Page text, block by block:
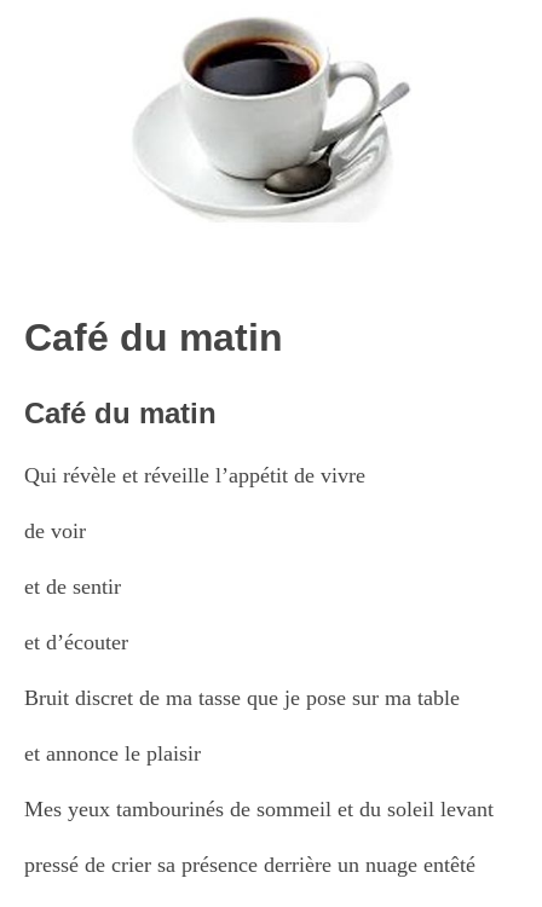
Café du matin
Café du matin
Qui révèle et réveille l’appétit de vivre
de voir
et de sentir
et d’écouter
Bruit discret de ma tasse que je pose sur ma table
et annonce le plaisir
Mes yeux tambourinés de sommeil et du soleil levant
pressé de crier sa présence derrière un nuage entêté